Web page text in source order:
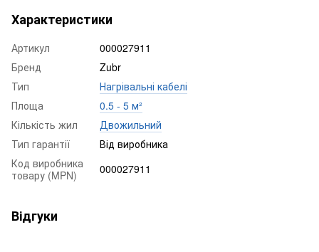
Характеристики
Артикул
000027911
Бренд
Zubr
Тип
Нагрівальні кабелі
Площа
0.5 - 5 м²
Кількість жил
Двожильний
Тип гарантії
Від виробника
Код виробника
товару (MPN)
000027911
Відгуки